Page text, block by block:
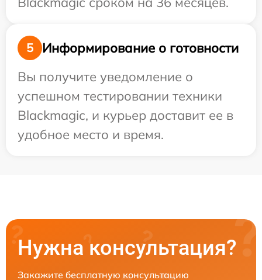
5
Информирование о готовности
Вы получите уведомление о
успешном тестировании техники
Blackmagic, и курьер доставит ее в
удобное место и время.
Нужна консультация?
Закажите бесплатную консультацию